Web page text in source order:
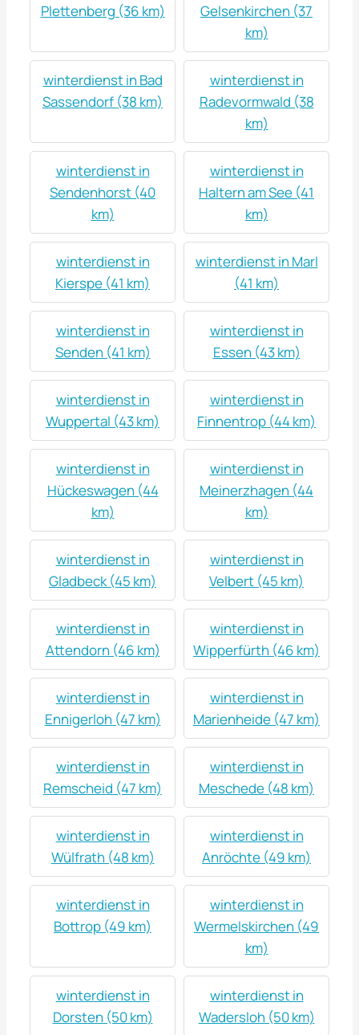
Plettenberg (36 km)
Gelsenkirchen (37
km)
winterdienst in Bad
Sassendorf (38 km)
winterdienst in
Radevormwald (38
km)
winterdienst in
Sendenhorst (40
km)
winterdienst in
Haltern am See (41
km)
winterdienst in
Kierspe (41 km)
winterdienst in Marl
(41 km)
winterdienst in
Senden (41 km)
winterdienst in
Essen (43 km)
winterdienst in
Wuppertal (43 km)
winterdienst in
Finnentrop (44 km)
winterdienst in
Hückeswagen (44
km)
winterdienst in
Meinerzhagen (44
km)
winterdienst in
Gladbeck (45 km)
winterdienst in
Velbert (45 km)
winterdienst in
Attendorn (46 km)
winterdienst in
Wipperfürth (46 km)
winterdienst in
Ennigerloh (47 km)
winterdienst in
Marienheide (47 km)
winterdienst in
Remscheid (47 km)
winterdienst in
Meschede (48 km)
winterdienst in
Wülfrath (48 km)
winterdienst in
Anröchte (49 km)
winterdienst in
Bottrop (49 km)
winterdienst in
Wermelskirchen (49
km)
winterdienst in
Dorsten (50 km)
winterdienst in
Wadersloh (50 km)